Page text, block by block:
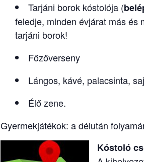
Tarjáni borok kóstolója (
feledje, minden évjárat más és
tarjáni borok!
Főzőverseny
Lángos, kávé, palacsinta,
Élő zene.
Gyermekjátékok: a délután
Kóstoló